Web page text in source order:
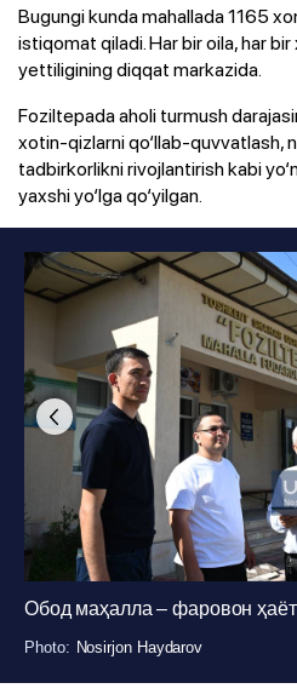
Bugungi kunda mahallada 1165
istiqomat qiladi. Har bir oila, har
yettiligining diqqat markazida.
Foziltepada aholi turmush
xotin-qizlarni qo‘llab-quvvatlash,
tadbirkorlikni rivojlantirish kabi
yaxshi yo‘lga qo‘yilgan.
Обод маҳалла – фаровон
Photo: Nosirjon Haydarov
Photo: Nosirjon Haydarov
Photo: Nosirjon Haydarov
Photo: Nosirjon Haydarov
Photo: Nosirjon Haydarov
Photo: Nosirjon Haydarov
Photo: Nosirjon Haydarov
Photo: Nosirjon Haydarov
Photo: Nosirjon Haydarov
Photo: Nosirjon Haydarov
Photo: Nosirjon Haydarov
Photo: Nosirjon Haydarov
Photo: Nosirjon Haydarov
Photo: Nosirjon Haydarov